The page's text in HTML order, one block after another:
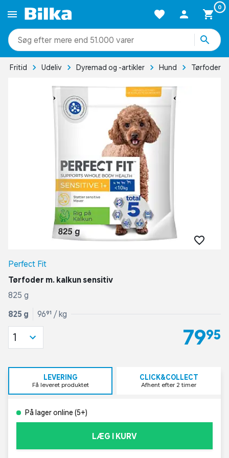
0
mere end 51.000 varer
Fritid Udeliv Dyremad og -artikler Hund Tørfoder
Perfect Fit
Tørfoder m. kalkun sensitiv
825 g
825 g 96,91 / kg
79,95
1
LEVERING
Få leveret produktet
CLICK&COLLECT
Afhent efter 2 timer
På lager online (5+)
LÆG I KURV